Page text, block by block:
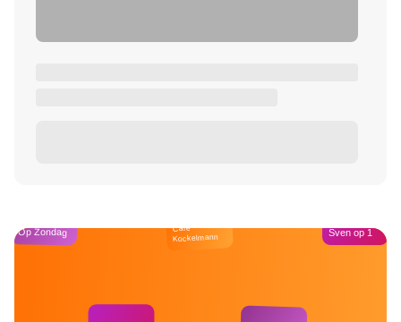
Op Zondag Café
Kockelmann Sven op 1